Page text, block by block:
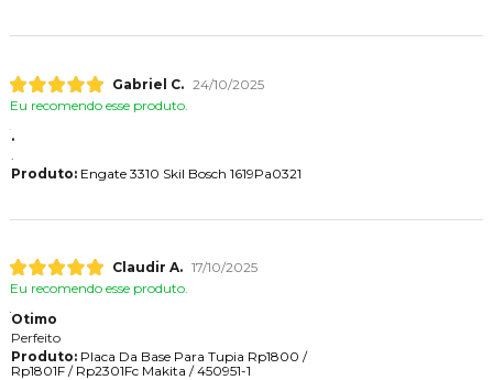
Gabriel C. 24/10/2025
Eu recomendo esse produto.
.
Produto:Engate 3310 Skil Bosch 1619Pa0321
Claudir A. 17/10/2025
Eu recomendo esse produto.
Otimo
Perfeito
Produto:Placa Da Base Para Tupia Rp1800 /
Rp1801F / Rp2301Fc Makita / 450951-1